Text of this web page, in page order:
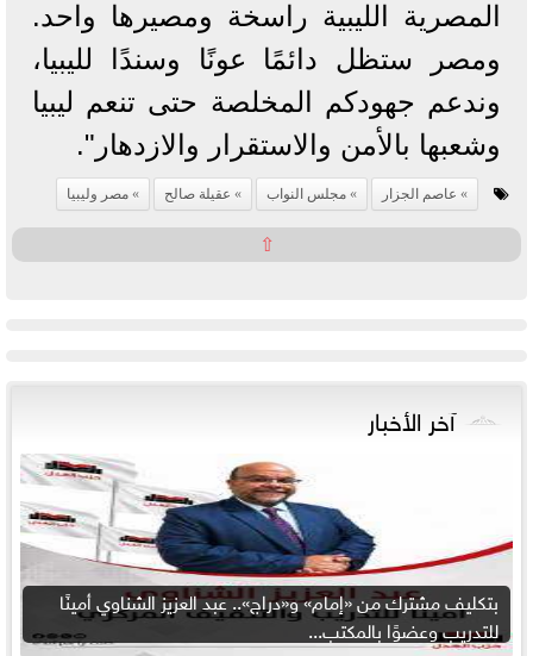
المصرية الليبية راسخة ومصيرها واحد.
ومصر ستظل دائمًا عونًا وسندًا لليبيا،
وندعم جهودكم المخلصة حتى تنعم ليبيا
وشعبها بالأمن والاستقرار والازدهار".
عاصم الجزار مجلس النواب عقيلة صالح مصر وليبيا
⇧
آخر الأخبار
بتكليف مشترك من «إمام» و«دراج».. عبد العزيز الشناوي أمينًا
للتدريب وعضوًا بالمكتب...